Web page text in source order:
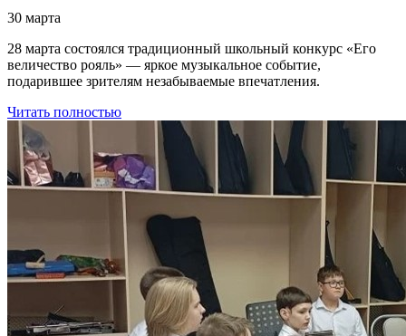
30 марта
28 марта состоялся традиционный школьный конкурс «Его
величество рояль» — яркое музыкальное событие,
подарившее зрителям незабываемые впечатления.
Читать полностью